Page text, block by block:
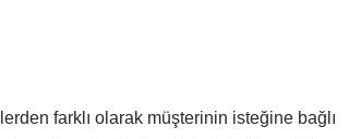
farklı olarak müşterinin isteğine bağlı